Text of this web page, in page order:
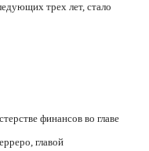
трех лет, стало
финансов во главе
главой